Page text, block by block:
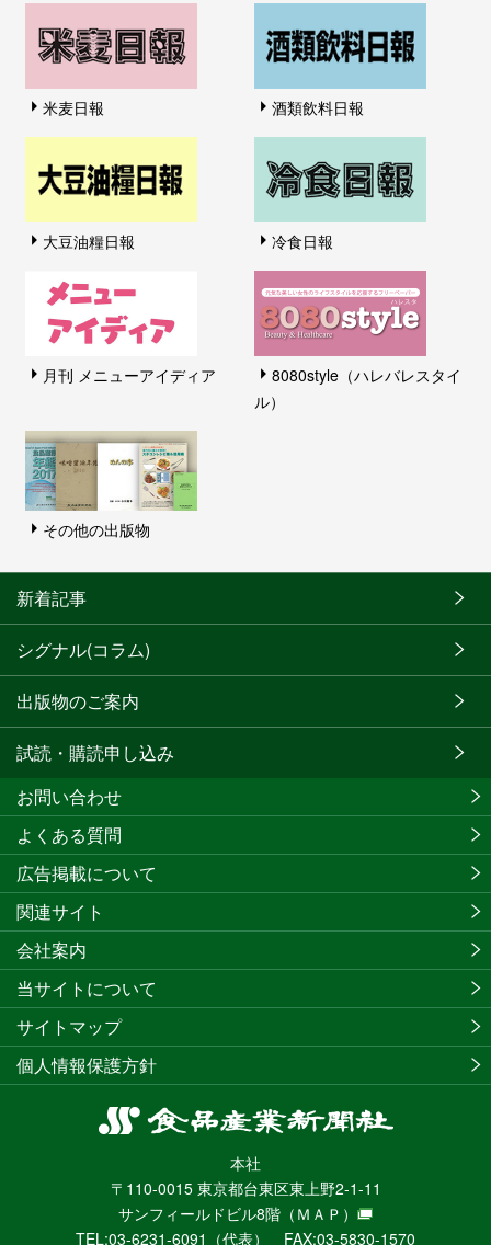
米麦日報 酒類飲料日報
大豆油糧日報 冷食日報
月刊 メニューアイディア
8080style（ハレバレスタイ
ル）
その他の出版物
新着記事
シグナル(コラム)
出版物のご案内
試読・購読申し込み
食
産
業
新
本社
〒110-0015 東京都台東区東上野2-1-11
サンフィールドビル8階 （ＭＡＰ）
TEL:03-6231-6091（代表） FAX:03-5830-1570
お問い合わせ
よくある質問
広告掲載について
関連サイト
会社案内
当サイトについて
サイトマップ
個人情報保護方針